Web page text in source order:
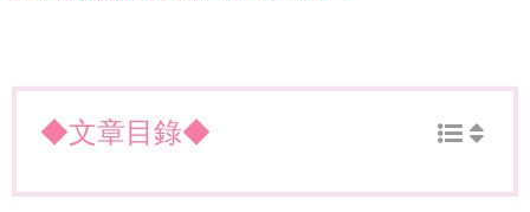
◆文章目錄◆